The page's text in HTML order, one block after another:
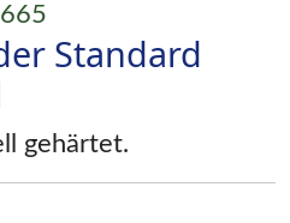
Standard
gehärtet.